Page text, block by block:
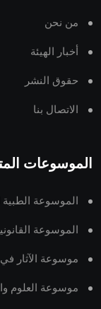
من نحن
أخبار الهيئة
حقوق النشر
الاتصال بنا
الموسوعات
الموسوعة
الموسوعة
موسوعة الآثار
موسوعة العلوم